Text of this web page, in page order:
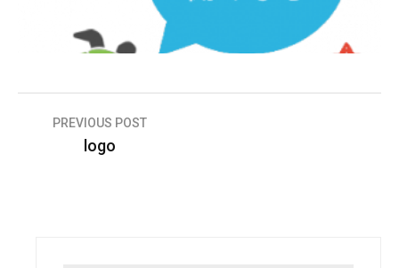
PREVIOUS POST
logo